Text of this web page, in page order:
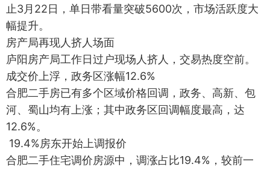
止3月22日，单日带看量突破5600次，市场活跃度大
幅提升。
房产局再现人挤人场面
庐阳房产局工作日过户现场人挤人，交易热度空前。
成交价上浮，政务区涨幅12.6%
合肥二手房已有多个区域价格回调，政务、高新、包
河、蜀山均有上涨；其中政务区回调幅度最高，达
12.6%。
19.4%房东开始上调报价
合肥二手住宅调价房源中，调涨占比19.4%，较前一